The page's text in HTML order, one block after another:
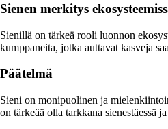
Sienen merkitys
Sienillä on tärkeä rooli luonnon
kumppaneita, jotka auttavat kasveja
Päätelmä
Sieni on monipuolinen ja
on tärkeää olla tarkkana sienestäessä